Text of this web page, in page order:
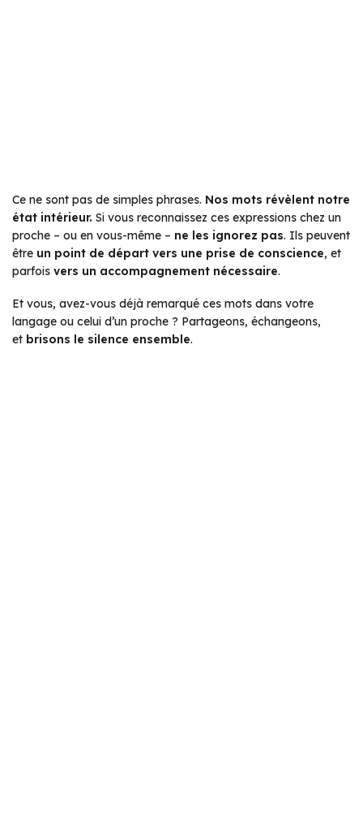
Ce ne sont pas de simples phrases. Nos mots révèlent notre
état intérieur. Si vous reconnaissez ces expressions chez un
proche – ou en vous-même – ne les ignorez pas. Ils peuvent
être un point de départ vers une prise de conscience, et
parfois vers un accompagnement nécessaire.
Et vous, avez-vous déjà remarqué ces mots dans votre
langage ou celui d’un proche ? Partageons, échangeons,
et brisons le silence ensemble.